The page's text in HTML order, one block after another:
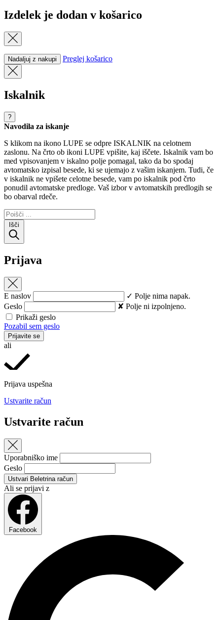
Izdelek je dodan v košarico
Nadaljuj z nakupi Preglej košarico
Iskalnik
?
Navodila za iskanje
S klikom na ikono LUPE se odpre ISKALNIK na celotnem
zaslonu. Na črto ob ikoni LUPE vpišite, kaj iščete. Iskalnik vam bo
med vpisovanjem v iskalno polje pomagal, tako da bo spodaj
avtomatsko izpisal besede, ki se ujemajo z vašim iskanjem. Tudi, če
v iskalnik ne vpišete celotne besede, vam po iskalnik pod črto
ponudil avtomatske predloge. Vaš izbor v avtomatskih predlogih se
bo obarval rdeče.
Išči
Prijava
E naslov
✓ Polje nima napak.
Geslo
✘ Polje ni izpolnjeno.
Prikaži geslo
Pozabil sem geslo
Prijavite se
ali
Prijava uspešna
Ustvarite račun
Ustvarite račun
Uporabniško ime
Geslo
Ustvari Beletrina račun
Ali se prijavi z
Facebook